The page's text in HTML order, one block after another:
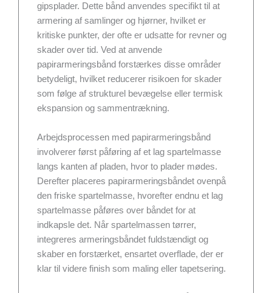
gipsplader. Dette bånd anvendes specifikt til at
armering af samlinger og hjørner, hvilket er
kritiske punkter, der ofte er udsatte for revner og
skader over tid. Ved at anvende
papirarmeringsbånd forstærkes disse områder
betydeligt, hvilket reducerer risikoen for skader
som følge af strukturel bevægelse eller termisk
ekspansion og sammentrækning.
Arbejdsprocessen med papirarmeringsbånd
involverer først påføring af et lag spartelmasse
langs kanten af pladen, hvor to plader mødes.
Derefter placeres papirarmeringsbåndet ovenpå
den friske spartelmasse, hvorefter endnu et lag
spartelmasse påføres over båndet for at
indkapsle det. Når spartelmassen tørrer,
integreres armeringsbåndet fuldstændigt og
skaber en forstærket, ensartet overflade, der er
klar til videre finish som maling eller tapetsering.